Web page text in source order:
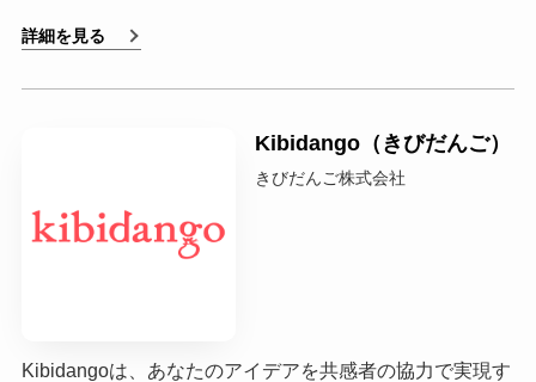
詳細を見る
Kibidango（きびだんご）
きびだんご株式会社
Kibidangoは、あなたのアイデアを共感者の協力で実現す